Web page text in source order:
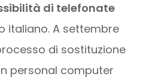
di telefonate
italiano. A settembre
di sostituzione
personal computer